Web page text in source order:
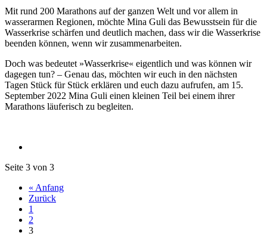
Mit rund 200 Marathons auf der ganzen Welt und vor allem in
wasserarmen Regionen, möchte Mina Guli das Bewusstsein für die
Wasserkrise schärfen und deutlich machen, dass wir die Wasserkrise
beenden können, wenn wir zusammenarbeiten.
Doch was bedeutet »Wasserkrise« eigentlich und was können wir
dagegen tun? – Genau das, möchten wir euch in den nächsten
Tagen Stück für Stück erklären und euch dazu aufrufen, am 15.
September 2022 Mina Guli einen kleinen Teil bei einem ihrer
Marathons läuferisch zu begleiten.
Seite 3 von 3
« Anfang
Zurück
1
2
3